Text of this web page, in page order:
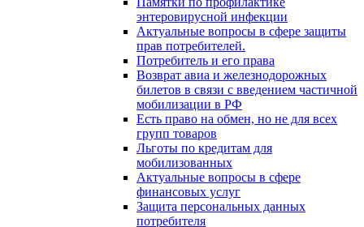
энтеровирусной инфекции
Актуальные вопросы в сфере защиты
прав потребителей.
Потребитель и его права
Возврат авиа и железнодорожных
билетов в связи с введением частичной
мобилизации в РФ
Есть право на обмен, но не для всех
групп товаров
Льготы по кредитам для
мобилизованных
Актуальные вопросы в сфере
финансовых услуг
Защита персональных данных
потребителя